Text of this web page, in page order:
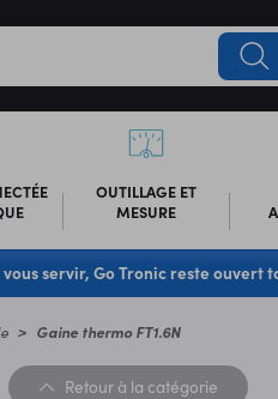
OUTILLAGE ET
MESURE
servir, Go Tronic reste ouvert
Gaine thermo FT1.6N
Retour à la catégorie